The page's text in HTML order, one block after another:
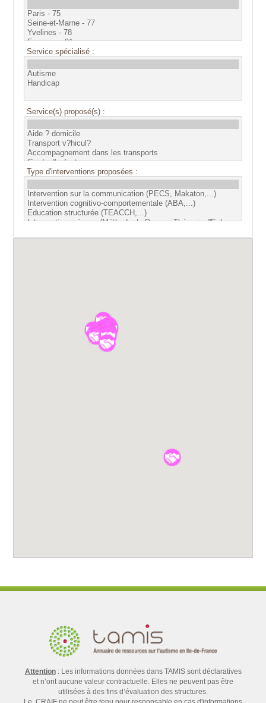
Service spécialisé :
Service(s) proposé(s) :
Type d'interventions proposées :
Attention: Les informations données dans TAMIS sont déclaratives
et n’ont aucune valeur contractuelle. Elles ne peuvent pas être
utilisées à des fins d’évaluation des structures.